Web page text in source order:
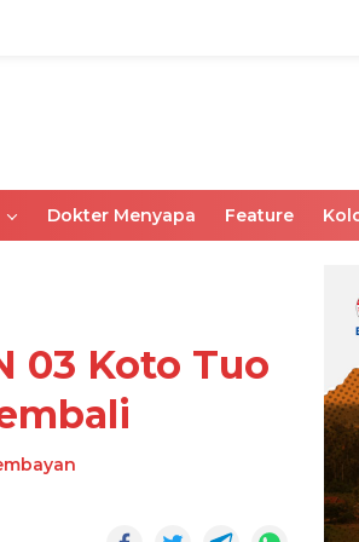
Dokter Menyapa Feature
03 Koto Tuo